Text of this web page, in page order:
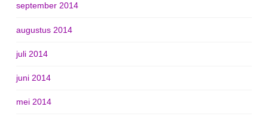
september 2014
augustus 2014
juli 2014
juni 2014
mei 2014